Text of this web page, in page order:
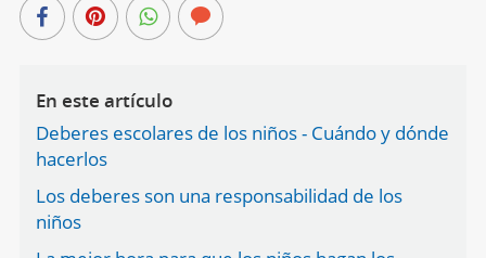
En este artículo
Deberes escolares de los niños - Cuándo y dónde
hacerlos
Los deberes son una responsabilidad de los
niños